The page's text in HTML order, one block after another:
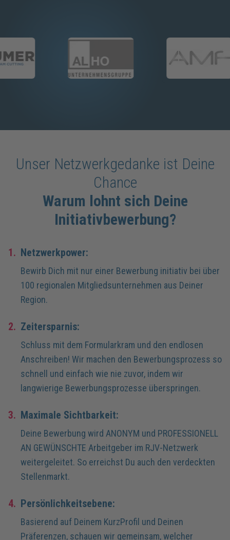
Unser Netzwerkgedanke ist Deine
Chance
Warum lohnt sich Deine
Initiativbewerbung?
1. Netzwerkpower:
Bewirb Dich mit nur einer Bewerbung initiativ bei über
100 regionalen Mitgliedsunternehmen aus Deiner
Region.
2. Zeitersparnis:
Schluss mit dem Formularkram und den endlosen
Anschreiben! Wir machen den Bewerbungsprozess so
schnell und einfach wie nie zuvor, indem wir
langwierige Bewerbungsprozesse überspringen.
3. Maximale Sichtbarkeit:
Deine Bewerbung wird ANONYM und PROFESSIONELL
AN GEWÜNSCHTE Arbeitgeber im RJV-Netzwerk
weitergeleitet. So erreichst Du auch den verdeckten
Stellenmarkt.
4. Persönlichkeitsebene:
Basierend auf Deinem KurzProfil und Deinen
Präferenzen, schauen wir gemeinsam, welcher